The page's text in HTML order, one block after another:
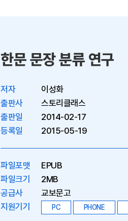
한문 문장 분류 연구
저자
이성화
출판사
스토리클래스
출판일
2014-02-17
등록일
2015-05-19
파일포맷
EPUB
파일크기
2MB
공급사
교보문고
지원기기
PC PHONE